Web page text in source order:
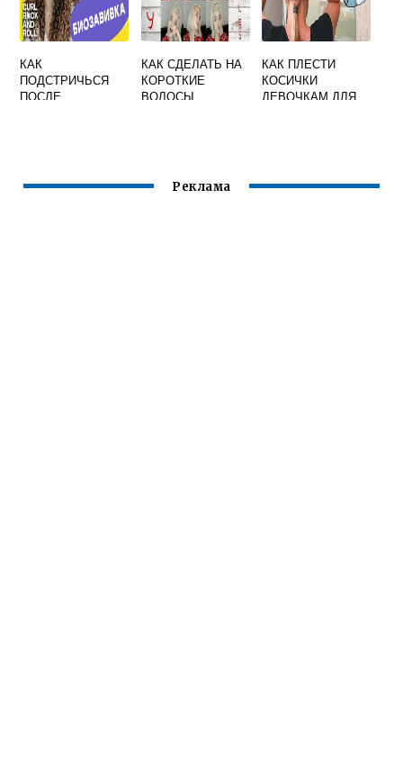
КАК
ПОДСТРИЧЬСЯ
ПОСЛЕ
КАК СДЕЛАТЬ НА
КОРОТКИЕ
ВОЛОСЫ
КАК ПЛЕСТИ
КОСИЧКИ
ДЕВОЧКАМ ДЛЯ
Реклама